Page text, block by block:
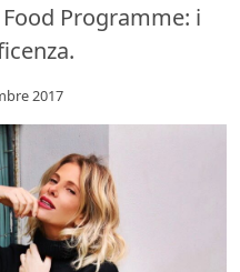
Programme: i
2017